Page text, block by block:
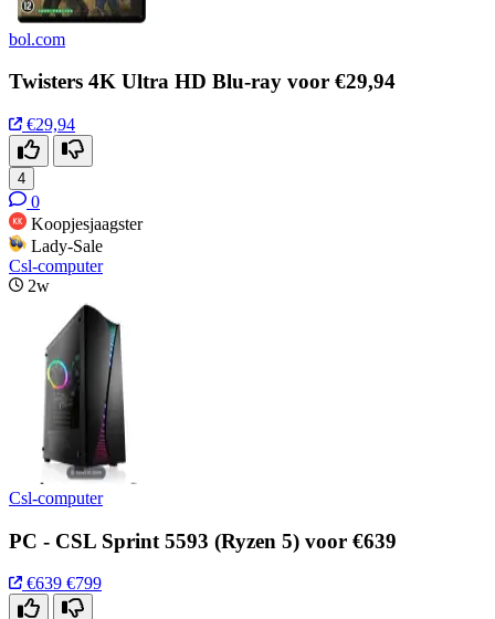
bol.com
Twisters 4K Ultra HD Blu-ray voor €29,94
€29,94
4
0
Koopjesjaagster
Lady-Sale
Csl-computer
2w
Csl-computer
PC - CSL Sprint 5593 (Ryzen 5) voor €639
€639 €799